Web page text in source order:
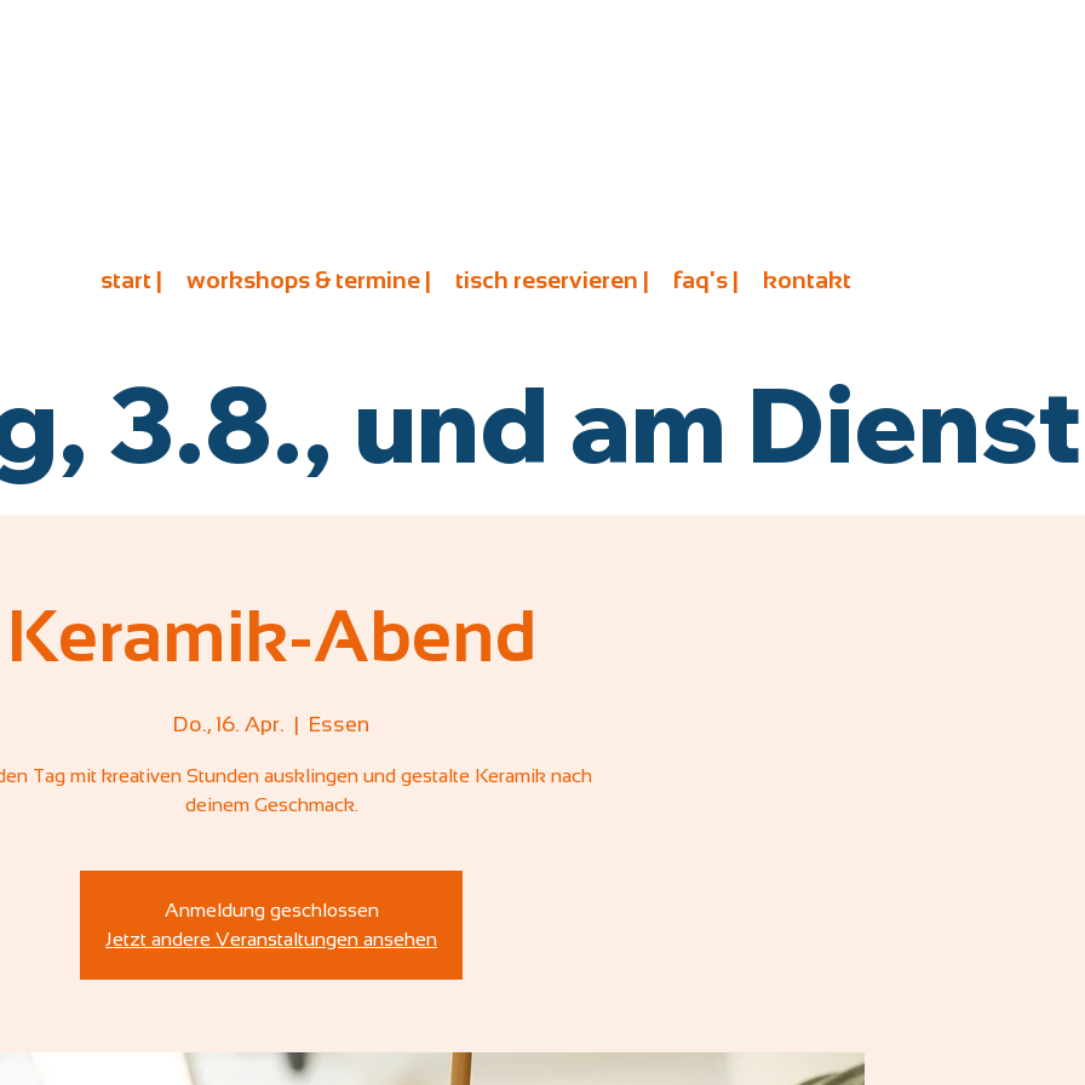
start | workshops & termine | tisch reservieren | faq's | kontakt
3.8., und am
Keramik-Abend
Do., 16. Apr.
  |
Essen
Tag mit kreativen Stunden ausklingen und gestalte Keramik nach
deinem Geschmack.
Anmeldung geschlossen
Jetzt andere Veranstaltungen ansehen